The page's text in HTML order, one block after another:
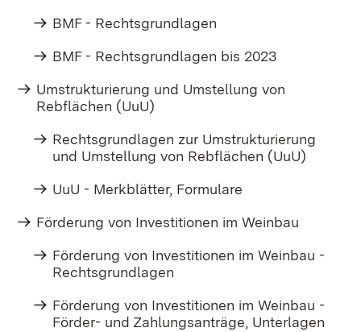
BMF - Rechtsgrundlagen
BMF - Rechtsgrundlagen bis 2023
Umstrukturierung und Umstellung von
Rebflächen (UuU)
Rechtsgrundlagen zur Umstrukturierung
und Umstellung von Rebflächen (UuU)
UuU - Merkblätter, Formulare
Förderung von Investitionen im Weinbau
Förderung von Investitionen im Weinbau -
Rechtsgrundlagen
Förderung von Investitionen im Weinbau -
Förder- und Zahlungsanträge, Unterlagen